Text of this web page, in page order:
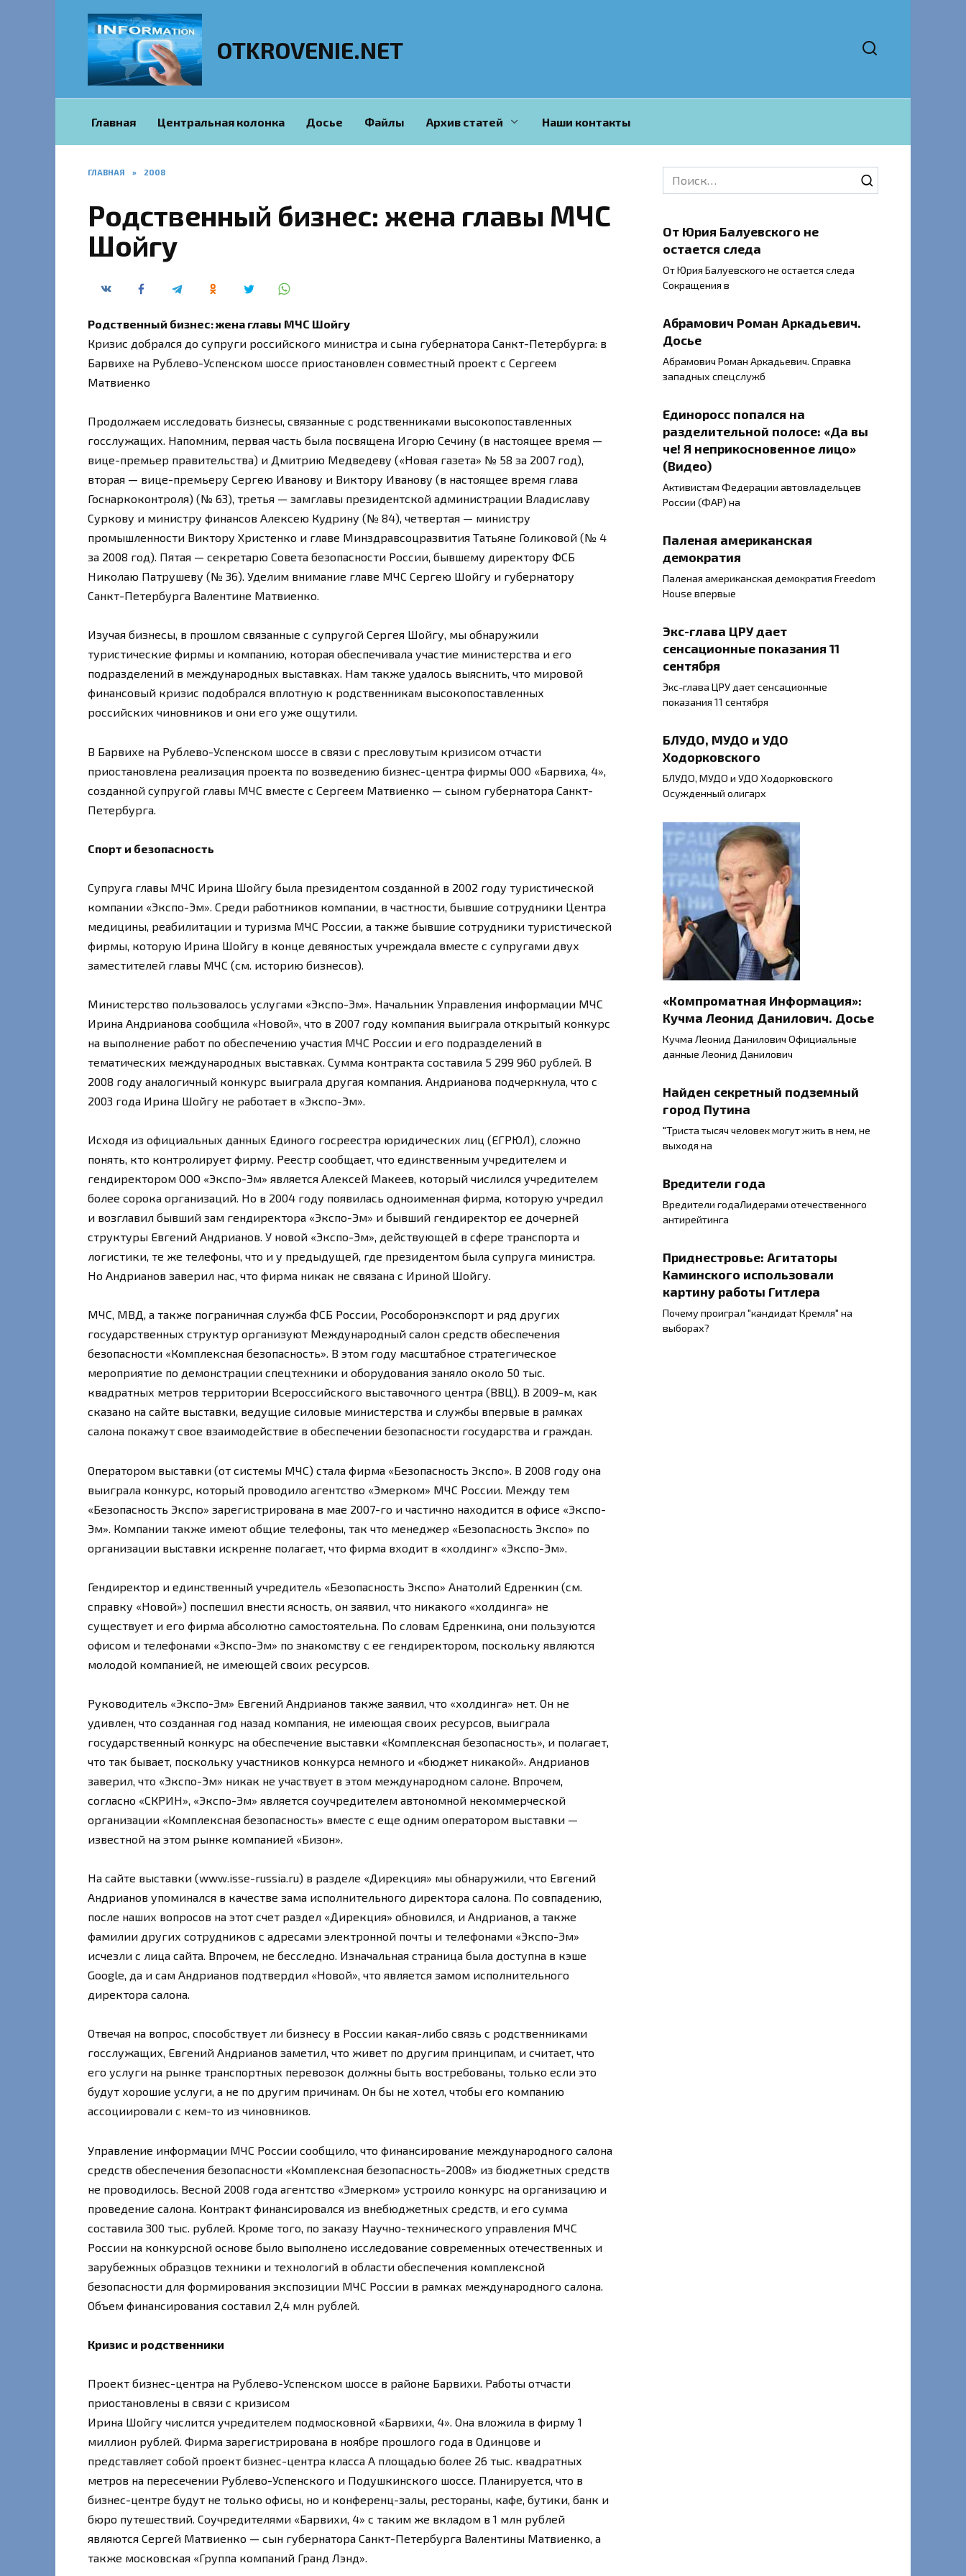
OTKROVENIE.NET
Главная Центральная колонка Досье Файлы Архив статей Наши контакты
ГЛАВНАЯ » 2008
Родственный бизнес: жена главы МЧС
Шойгу
Родственный бизнес: жена главы МЧС Шойгу
Кризис добрался до супруги российского министра и сына губернатора Санкт-Петербурга: в
Барвихе на Рублево-Успенском шоссе приостановлен совместный проект с Сергеем
Матвиенко
Продолжаем исследовать бизнесы, связанные с родственниками высокопоставленных
госслужащих. Напомним, первая часть была посвящена Игорю Сечину (в настоящее время —
вице-премьер правительства) и Дмитрию Медведеву («Новая газета» № 58 за 2007 год),
вторая — вице-премьеру Сергею Иванову и Виктору Иванову (в настоящее время глава
Госнаркоконтроля) (№ 63), третья — замглавы президентской администрации Владиславу
Суркову и министру финансов Алексею Кудрину (№ 84), четвертая — министру
промышленности Виктору Христенко и главе Минздравсоцразвития Татьяне Голиковой (№ 4
за 2008 год). Пятая — секретарю Совета безопасности России, бывшему директору ФСБ
Николаю Патрушеву (№ 36). Уделим внимание главе МЧС Сергею Шойгу и губернатору
Санкт-Петербурга Валентине Матвиенко.
Изучая бизнесы, в прошлом связанные с супругой Сергея Шойгу, мы обнаружили
туристические фирмы и компанию, которая обеспечивала участие министерства и его
подразделений в международных выставках. Нам также удалось выяснить, что мировой
финансовый кризис подобрался вплотную к родственникам высокопоставленных
российских чиновников и они его уже ощутили.
В Барвихе на Рублево-Успенском шоссе в связи с пресловутым кризисом отчасти
приостановлена реализация проекта по возведению бизнес-центра фирмы ООО «Барвиха, 4»,
созданной супругой главы МЧС вместе с Сергеем Матвиенко — сыном губернатора Санкт-
Петербурга.
Спорт и безопасность
Супруга главы МЧС Ирина Шойгу была президентом созданной в 2002 году туристической
компании «Экспо-Эм». Среди работников компании, в частности, бывшие сотрудники Центра
медицины, реабилитации и туризма МЧС России, а также бывшие сотрудники туристической
фирмы, которую Ирина Шойгу в конце девяностых учреждала вместе с супругами двух
заместителей главы МЧС (см. историю бизнесов).
Министерство пользовалось услугами «Экспо-Эм». Начальник Управления информации МЧС
Ирина Андрианова сообщила «Новой», что в 2007 году компания выиграла открытый конкурс
на выполнение работ по обеспечению участия МЧС России и его подразделений в
тематических международных выставках. Сумма контракта составила 5 299 960 рублей. В
2008 году аналогичный конкурс выиграла другая компания. Андрианова подчеркнула, что с
2003 года Ирина Шойгу не работает в «Экспо-Эм».
Исходя из официальных данных Единого госреестра юридических лиц (ЕГРЮЛ), сложно
понять, кто контролирует фирму. Реестр сообщает, что единственным учредителем и
гендиректором ООО «Экспо-Эм» является Алексей Макеев, который числился учредителем
более сорока организаций. Но в 2004 году появилась одноименная фирма, которую учредил
и возглавил бывший зам гендиректора «Экспо-Эм» и бывший гендиректор ее дочерней
структуры Евгений Андрианов. У новой «Экспо-Эм», действующей в сфере транспорта и
логистики, те же телефоны, что и у предыдущей, где президентом была супруга министра.
Но Андрианов заверил нас, что фирма никак не связана с Ириной Шойгу.
МЧС, МВД, а также пограничная служба ФСБ России, Рособоронэкспорт и ряд других
государственных структур организуют Международный салон средств обеспечения
безопасности «Комплексная безопасность». В этом году масштабное стратегическое
мероприятие по демонстрации спецтехники и оборудования заняло около 50 тыс.
квадратных метров территории Всероссийского выставочного центра (ВВЦ). В 2009-м, как
сказано на сайте выставки, ведущие силовые министерства и службы впервые в рамках
салона покажут свое взаимодействие в обеспечении безопасности государства и граждан.
Оператором выставки (от системы МЧС) стала фирма «Безопасность Экспо». В 2008 году она
выиграла конкурс, который проводило агентство «Эмерком» МЧС России. Между тем
«Безопасность Экспо» зарегистрирована в мае 2007-го и частично находится в офисе «Экспо-
Эм». Компании также имеют общие телефоны, так что менеджер «Безопасность Экспо» по
организации выставки искренне полагает, что фирма входит в «холдинг» «Экспо-Эм».
Гендиректор и единственный учредитель «Безопасность Экспо» Анатолий Едренкин (см.
справку «Новой») поспешил внести ясность, он заявил, что никакого «холдинга» не
существует и его фирма абсолютно самостоятельна. По словам Едренкина, они пользуются
офисом и телефонами «Экспо-Эм» по знакомству с ее гендиректором, поскольку являются
молодой компанией, не имеющей своих ресурсов.
Руководитель «Экспо-Эм» Евгений Андрианов также заявил, что «холдинга» нет. Он не
удивлен, что созданная год назад компания, не имеющая своих ресурсов, выиграла
государственный конкурс на обеспечение выставки «Комплексная безопасность», и полагает,
что так бывает, поскольку участников конкурса немного и «бюджет никакой». Андрианов
заверил, что «Экспо-Эм» никак не участвует в этом международном салоне. Впрочем,
согласно «СКРИН», «Экспо-Эм» является соучредителем автономной некоммерческой
организации «Комплексная безопасность» вместе с еще одним оператором выставки —
известной на этом рынке компанией «Бизон».
На сайте выставки (www.isse-russia.ru) в разделе «Дирекция» мы обнаружили, что Евгений
Андрианов упоминался в качестве зама исполнительного директора салона. По совпадению,
после наших вопросов на этот счет раздел «Дирекция» обновился, и Андрианов, а также
фамилии других сотрудников с адресами электронной почты и телефонами «Экспо-Эм»
исчезли с лица сайта. Впрочем, не бесследно. Изначальная страница была доступна в кэше
Google, да и сам Андрианов подтвердил «Новой», что является замом исполнительного
директора салона.
Отвечая на вопрос, способствует ли бизнесу в России какая-либо связь с родственниками
госслужащих, Евгений Андрианов заметил, что живет по другим принципам, и считает, что
его услуги на рынке транспортных перевозок должны быть востребованы, только если это
будут хорошие услуги, а не по другим причинам. Он бы не хотел, чтобы его компанию
ассоциировали с кем-то из чиновников.
Управление информации МЧС России сообщило, что финансирование международного салона
средств обеспечения безопасности «Комплексная безопасность-2008» из бюджетных средств
не проводилось. Весной 2008 года агентство «Эмерком» устроило конкурс на организацию и
проведение салона. Контракт финансировался из внебюджетных средств, и его сумма
составила 300 тыс. рублей. Кроме того, по заказу Научно-технического управления МЧС
России на конкурсной основе было выполнено исследование современных отечественных и
зарубежных образцов техники и технологий в области обеспечения комплексной
безопасности для формирования экспозиции МЧС России в рамках международного салона.
Объем финансирования составил 2,4 млн рублей.
Кризис и родственники
Проект бизнес-центра на Рублево-Успенском шоссе в районе Барвихи. Работы отчасти
приостановлены в связи с кризисом
Ирина Шойгу числится учредителем подмосковной «Барвихи, 4». Она вложила в фирму 1
миллион рублей. Фирма зарегистрирована в ноябре прошлого года в Одинцове и
представляет собой проект бизнес-центра класса А площадью более 26 тыс. квадратных
метров на пересечении Рублево-Успенского и Подушкинского шоссе. Планируется, что в
бизнес-центре будут не только офисы, но и конференц-залы, рестораны, кафе, бутики, банк и
бюро путешествий. Соучредителями «Барвихи, 4» с таким же вкладом в 1 млн рублей
являются Сергей Матвиенко — сын губернатора Санкт-Петербурга Валентины Матвиенко, а
также московская «Группа компаний Гранд Лэнд».
Search
for:
От Юрия Балуевского не
остается следа
От Юрия Балуевского не остается следа
Сокращения в
Абрамович Роман Аркадьевич.
Досье
Абрамович Роман Аркадьевич. Справка
западных спецслужб
Единоросс попался на
разделительной полосе: «Да вы
че! Я неприкосновенное лицо»
(Видео)
Активистам Федерации автовладельцев
России (ФАР) на
Паленая американская
демократия
Паленая американская демократия Freedom
Housе впервые
Экс-глава ЦРУ дает
сенсационные показания 11
сентября
Экс-глава ЦРУ дает сенсационные
показания 11 сентября
БЛУДО, МУДО и УДО
Ходорковского
БЛУДО, МУДО и УДО Ходорковского
Осужденный олигарх
«Компроматная Информация»:
Кучма Леонид Данилович. Досье
Кучма Леонид Данилович Официальные
данные Леонид Данилович
Найден секретный подземный
город Путина
"Триста тысяч человек могут жить в нем, не
выходя на
Вредители года
Вредители годаЛидерами отечественного
антирейтинга
Приднестровье: Агитаторы
Каминского использовали
картину работы Гитлера
Почему проиграл "кандидат Кремля" на
выборах?